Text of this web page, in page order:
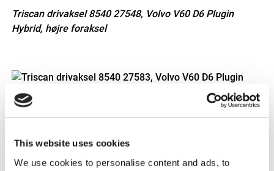
This website uses cookies
We use cookies to personalise content and ads, to
Triscan drivaksel 8540 27548, Volvo V60 D6 Plugin
Hybrid, højre foraksel
Triscan drivaksel 8540 27583, Volvo V60 D6 Plugin